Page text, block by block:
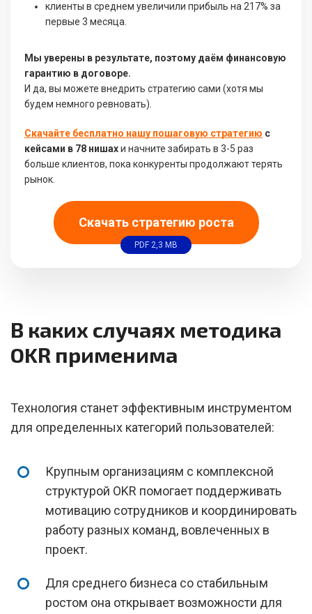
клиенты в среднем увеличили прибыль на 217% за
первые 3 месяца.
Мы уверены в результате, поэтому даём финансовую
гарантию в договоре.
И да, вы можете внедрить стратегию сами (хотя мы
будем немного ревновать).
Скачайте бесплатно нашу пошаговую стратегию с
кейсами в 78 нишахи начните забирать в 3-5 раз
больше клиентов, пока конкуренты продолжают терять
рынок.
Скачать стратегию роста
PDF 2,3 MB
В каких случаях методика
OKR применима
Технология станет эффективным инструментом
для определенных категорий пользователей:
Крупным организациям с комплексной
структурой OKR помогает поддерживать
мотивацию сотрудников и координировать
работу разных команд, вовлеченных в
проект.
Для среднего бизнеса со стабильным
ростом она открывает возможности для